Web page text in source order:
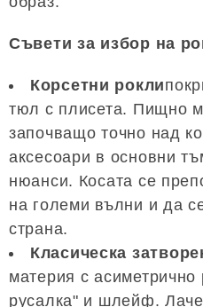
Съвети за избор на
Корсетни рокли
тюл с плисета. Пищно
започващо точно над
аксесоари в основни
нюанси. Косата се
на големи вълни и да
страна.
Класическа
материя с
русалка" и шлейф.